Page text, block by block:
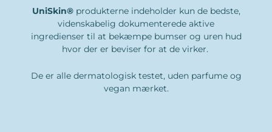
UniSkin®produkterne indeholder kun de bedste,
videnskabelig dokumenterede aktive
ingredienser til at bekæmpe bumser og uren hud
hvor der er beviser for at de virker.
De er alle dermatologisk testet, uden parfume og
vegan mærket.